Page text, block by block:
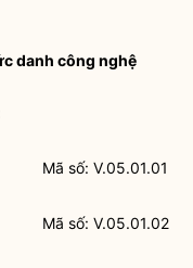
danh công nghệ
Mã số: V.05.01.01
Mã số: V.05.01.02